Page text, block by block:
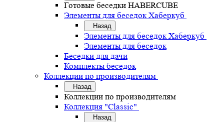
Готовые беседки HABERCUBE
Элементы для беседок Хаберкуб
Назад
Элементы для беседок Хаберкуб
Элементы для беседок
Беседки для дачи
Комплекты беседок
Коллекции по производителям
Назад
Коллекции по производителям
Коллекция "Classic"
Назад